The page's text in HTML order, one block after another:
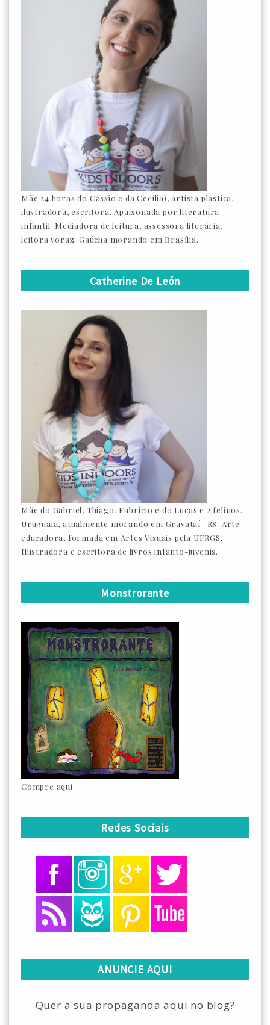
Mãe 24 horas do Cássio e da Cecília), artista plástica,
ilustradora, escritora. Apaixonada por literatura
infantil. Mediadora de leitura, assessora literária,
leitora voraz. Gaúcha morando em Brasília.
Catherine De León
Mãe do Gabriel, Thiago, Fabrício e do Lucas e 2 felinos.
Uruguaia, atualmente morando em Gravataí -RS. Arte-
educadora, formada em Artes Visuais pela UFRGS.
Ilustradora e escritora de livros infanto-juvenis.
Monstrorante
Compre aqui.
Redes Sociais
ANUNCIE AQUI
Quer a sua propaganda aqui no blog?